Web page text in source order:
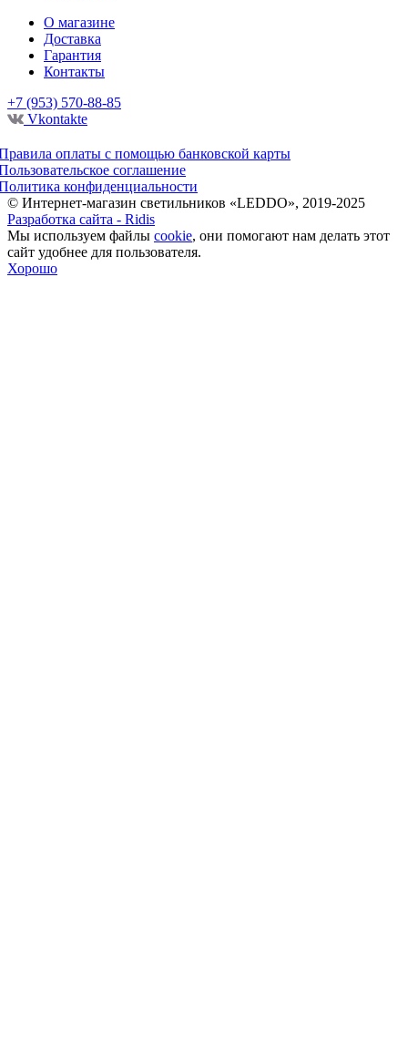
О магазине
Доставка
Гарантия
Контакты
+7 (953) 570-88-85
Vkontakte
оплаты с помощью банковской карты
соглашение
конфиденциальности
© Интернет-магазин светильников «LEDDO», 2019-2025
Разработка сайта - Ridis
Мы используем файлы cookie, они помогают нам делать этот
сайт удобнее для пользователя.
Хорошо